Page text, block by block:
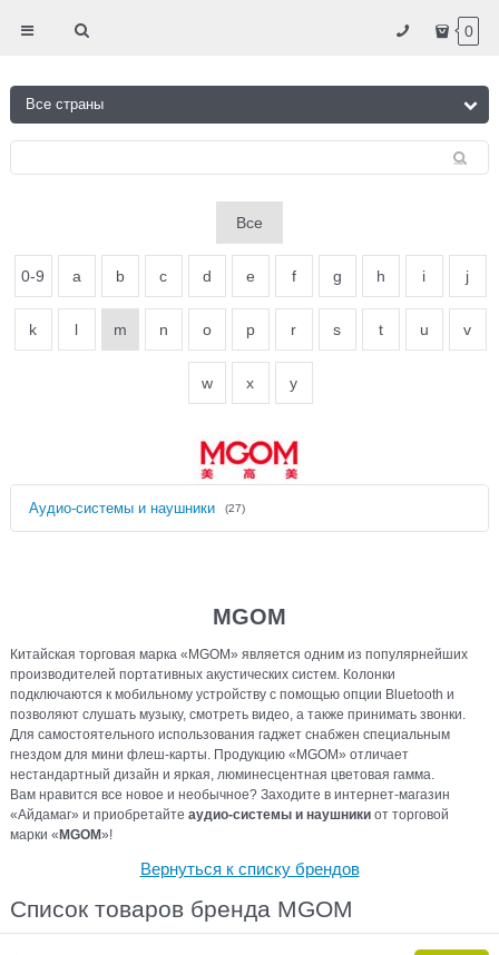
0
Все
0-9 a b c d e f g h i j
k l m n o p r s t u v
w x y
Аудио-системы и наушники (27)
MGOM
Китайская торговая марка «MGOM» является одним из популярнейших
производителей портативных акустических систем. Колонки
подключаются к мобильному устройству с помощью опции Bluetooth и
позволяют слушать музыку, смотреть видео, а также принимать звонки.
Для самостоятельного использования гаджет снабжен специальным
гнездом для мини флеш-карты. Продукцию «MGOM» отличает
нестандартный дизайн и яркая, люминесцентная цветовая гамма.
Вам нравится все новое и необычное? Заходите в интернет-магазин
«Айдамаг» и приобретайтеаудио-системы и наушники от торговой
марки « MGOM»!
Вернуться к списку брендов
Список товаров бренда MGOM